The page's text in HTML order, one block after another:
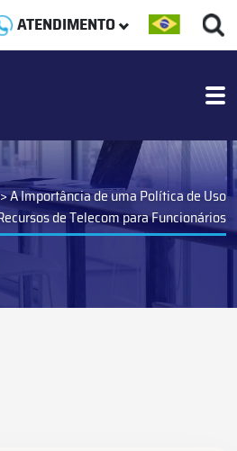
ATENDIMENTO
A Importância de uma Política de Uso
de Telecom para Funcionários